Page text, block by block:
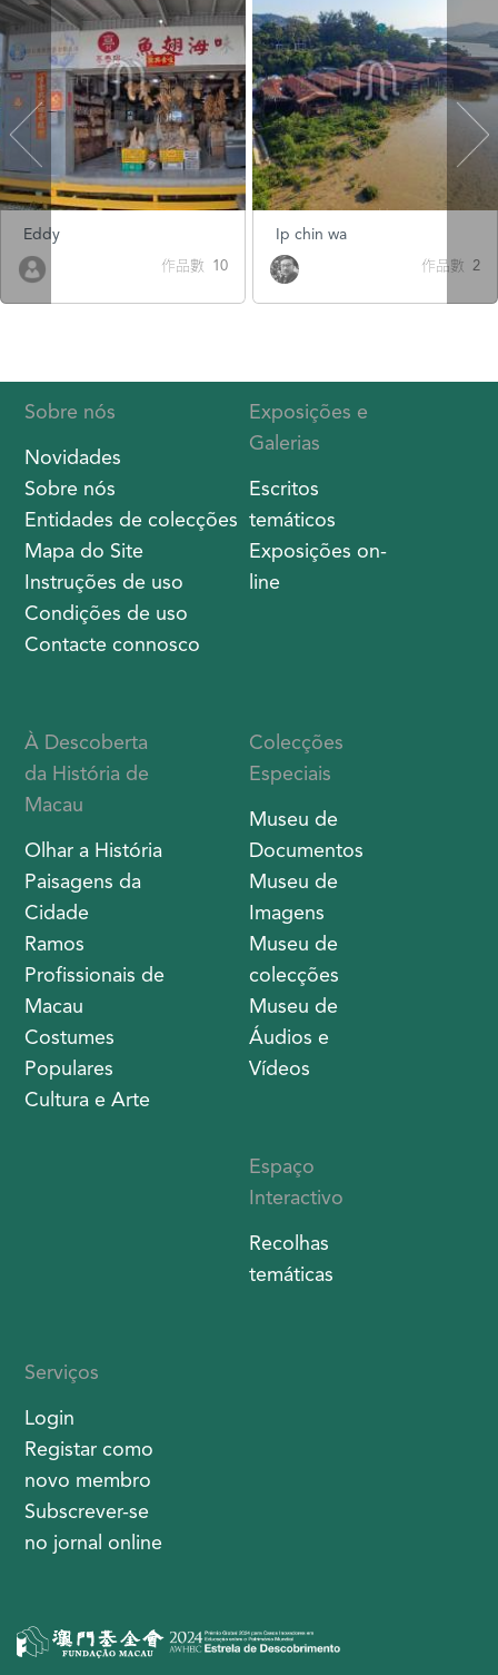
Eddy
作品數 10
Ip chin wa
作品數 2
Sobre nós
Novidades
Sobre nós
Entidades de colecções
Mapa do Site
Instruções de uso
Condições de uso
Contacte connosco
Exposições e
Galerias
Escritos
temáticos
Exposições on-
line
À Descoberta
da História de
Macau
Olhar a História
Paisagens da
Cidade
Ramos
Profissionais de
Macau
Costumes
Populares
Cultura e Arte
Colecções
Especiais
Museu de
Documentos
Museu de
Imagens
Museu de
colecções
Museu de
Áudios e
Vídeos
Espaço
Interactivo
Recolhas
temáticas
Serviços
Login
Registar como
novo membro
Subscrever-se
no jornal online